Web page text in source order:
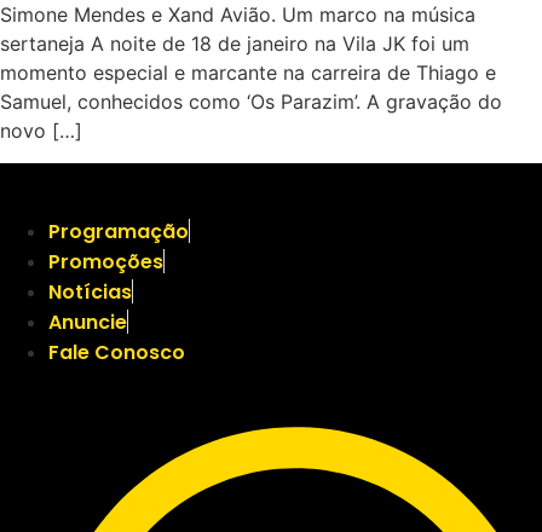
Simone Mendes e Xand Avião. Um marco na música
sertaneja A noite de 18 de janeiro na Vila JK foi um
momento especial e marcante na carreira de Thiago e
Samuel, conhecidos como ‘Os Parazim’. A gravação do
novo […]
Programação
Promoções
Notícias
Anuncie
Fale Conosco